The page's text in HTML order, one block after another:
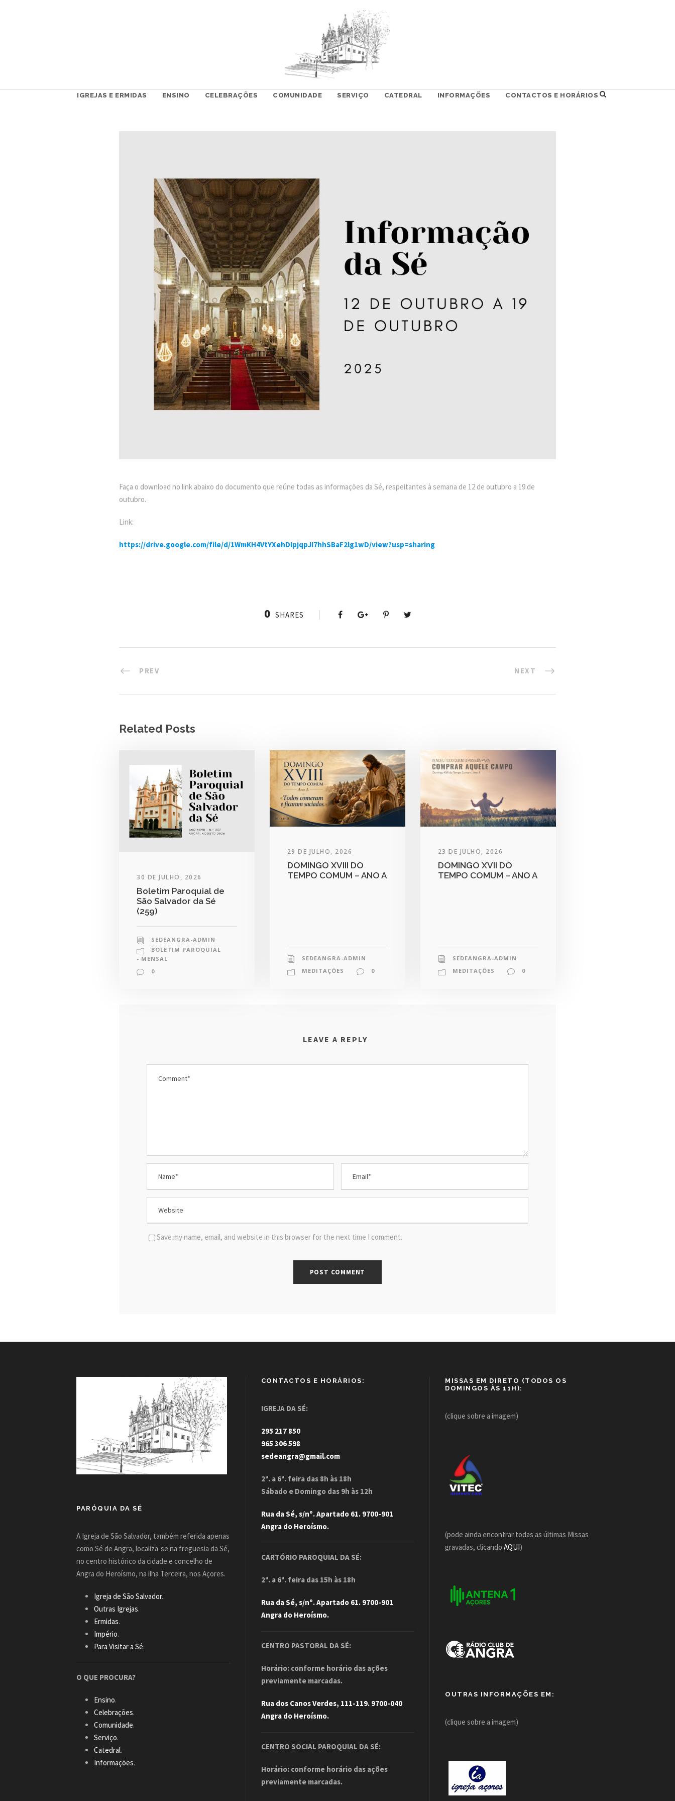
IGREJAS E ERMIDAS ENSINO CELEBRAÇÕES COMUNIDADE SERVIÇO CATEDRAL INFORMAÇÕES CONTACTOS E HORÁRIOS
Faça o download no link abaixo do documento que reúne todas as informações da Sé, respeitantes à semana de 12 de outubro a 19 de
outubro.
Link:
https://drive.google.com/file/d/1WmKH4VtYXehDIpjqpJI7hhSBaF2lg1wD/view?usp=sharing
0 SHARES
PREV NEXT
Related Posts
30 DE JULHO, 2026
Boletim Paroquial de
São Salvador da Sé
(259)
SEDEANGRA-ADMIN
BOLETIM PAROQUIAL
- MENSAL
0
29 DE JULHO, 2026
DOMINGO XVIII DO
TEMPO COMUM – ANO A
SEDEANGRA-ADMIN
MEDITAÇÕES
0
23 DE JULHO, 2026
DOMINGO XVII DO
TEMPO COMUM – ANO A
SEDEANGRA-ADMIN
MEDITAÇÕES
0
LEAVE A REPLY
Save my name, email, and website in this browser for the next time I comment.
PARÓQUIA DA SÉ
A Igreja de São Salvador, também referida apenas
como Sé de Angra, localiza-se na freguesia da Sé,
no centro histórico da cidade e concelho de
Angra do Heroísmo, na ilha Terceira, nos Açores.
Igreja de São Salvador.
Outras Igrejas.
Ermidas.
Império.
Para Visitar a Sé.
O QUE PROCURA?
Ensino.
Celebrações.
Comunidade.
Serviço.
Catedral.
Informações.
CONTACTOS E HORÁRIOS:
IGREJA DA SÉ:
295 217 850
965 306 598
sedeangra@gmail.com
2ª. a 6ª. feira das 8h às 18h
Sábado e Domingo das 9h às 12h
Rua da Sé, s/nº. Apartado 61. 9700-901
Angra do Heroísmo.
CARTÓRIO PAROQUIAL DA SÉ:
2ª. a 6ª. feira das 15h às 18h
Rua da Sé, s/nº. Apartado 61. 9700-901
Angra do Heroísmo.
CENTRO PASTORAL DA SÉ:
Horário: conforme horário das ações
previamente marcadas.
Rua dos Canos Verdes, 111-119. 9700-040
Angra do Heroísmo.
CENTRO SOCIAL PAROQUIAL DA SÉ:
Horário: conforme horário das ações
previamente marcadas.
MISSAS EM DIRETO (TODOS OS
DOMINGOS ÀS 11H):
(clique sobre a imagem)
(pode ainda encontrar todas as últimas Missas
gravadas, clicandoAQUI)
OUTRAS INFORMAÇÕES EM:
(clique sobre a imagem)